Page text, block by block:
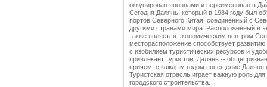
оккупирован японцами и переименован в
Сегодня Далянь, который в 1984 году был
портов Северного Китая, соединенный с
другими странами мира. Расположенный в
также является экономическим центром
месторасположение способствует
с изобилием туристических ресурсов и
привлекает туристов. Далянь --
причем, с каждым годом посещение Даляня
Туристская отрасль играет важную роль
городского строительства.